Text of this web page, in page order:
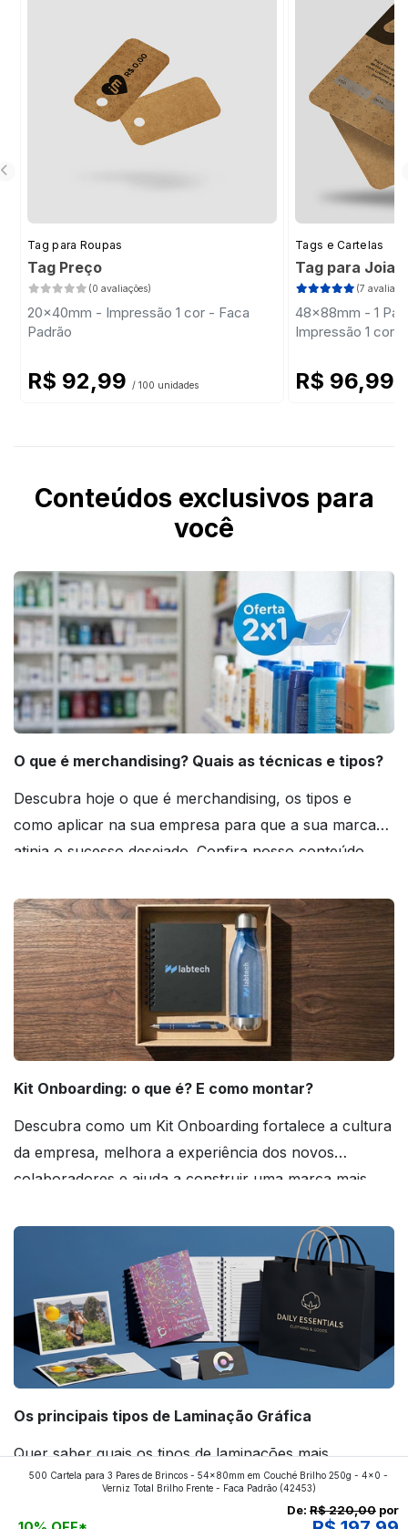
Tag para Roupas
Tag Preço
(0 avaliações)
20x40mm - Impressão 1 cor - Faca
Padrão
R$ 92,99 / 100 unidades
Tags e Cartelas
Tag para Joias
(7
48x88mm - 1 Par
Impressão 1 cor
R$ 96,99
Conteúdos exclusivos para
você
O que é merchandising? Quais as técnicas e tipos?
Descubra hoje o que é merchandising, os tipos e
como aplicar na sua empresa para que a sua marca
atinja o sucesso desejado. Confira nosso conteúdo
Kit Onboarding: o que é? E como montar?
Descubra como um Kit Onboarding fortalece a cultura
da empresa, melhora a experiência dos novos
colaboradores e ajuda a construir uma marca mais
Os principais tipos de Laminação Gráfica
Quer saber quais os tipos de laminações mais
aplicados nos impressos da gráfica FuturaIM? Então,
continue a leitura que vamos revelar para você!
500 Cartela para 3 Pares de Brincos - 54x80mm em Couché Brilho 250g - 4x0 -
Verniz Total Brilho Frente - Faca Padrão(42453)
De: R$ 220,00 por